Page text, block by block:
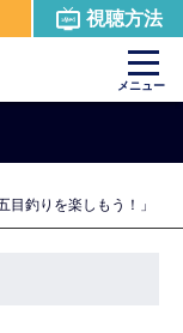
視聴方法
メニュー
釣りを楽しもう！」